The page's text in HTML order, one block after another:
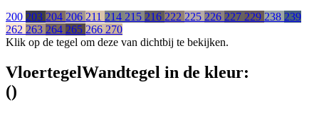
200 203 204 206 211 214 215 216 222 225 226 227 229 238 239
262 263 264 265 266 270
Klik op de tegel om deze van dichtbij te bekijken.
VloertegelWandtegel in de kleur:
()